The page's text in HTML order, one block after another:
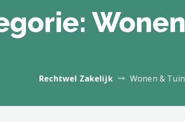
Rechtwel Zakelijk Wonen & Tuin